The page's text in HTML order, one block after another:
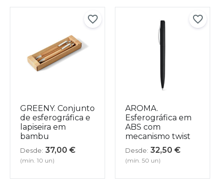
GREENY. Conjunto
de esferográfica e
lapiseira em
bambu
Desde: 37,00 €
(mín. 10 un)
AROMA.
Esferográfica em
ABS com
mecanismo twist
Desde: 32,50 €
(mín. 50 un)